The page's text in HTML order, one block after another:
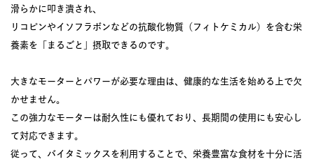
滑らかに叩き潰され、
リコピンやイソフラボンなどの抗酸化物質（フィトケミカル）を含む栄
養素を「まるごと」摂取できるのです。
大きなモーターとパワーが必要な理由は、健康的な生活を始める上で欠
かせません。
この強力なモーターは耐久性にも優れており、長期間の使用にも安心し
て対応できます。
従って、バイタミックスを利用することで、栄養豊富な食材を十分に活